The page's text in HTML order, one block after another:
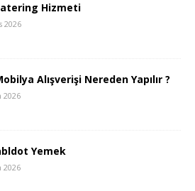
Hizmeti
2026
Alışverişi Nereden Yapılır ?
2026
Yemek
2026